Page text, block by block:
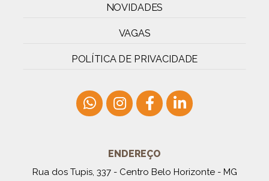
NOVIDADES
VAGAS
POLÍTICA DE PRIVACIDADE
ENDEREÇO
Rua dos Tupis, 337 - Centro Belo Horizonte - MG